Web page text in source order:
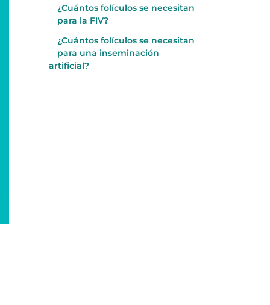
¿Cuántos folículos se necesitan
para la FIV?
¿Cuántos folículos se necesitan
para una inseminación
artificial?